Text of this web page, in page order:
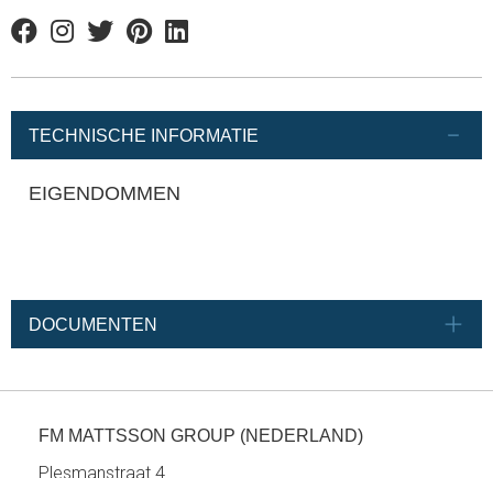
FacebookInstagram
TwitterPinterestLinkedin
TECHNISCHE INFORMATIE
EIGENDOMMEN
DOCUMENTEN
FM MATTSSON GROUP (NEDERLAND)
Plesmanstraat 4